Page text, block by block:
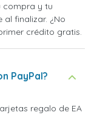
compra y tu
finalizar. ¿No
crédito gratis.
PayPal?
regalo de EA